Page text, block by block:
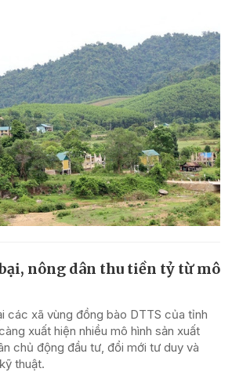
nông dân thu tiền tỷ từ mô
các xã vùng đồng bào DTTS của tỉnh
xuất hiện nhiều mô hình sản xuất
chủ động đầu tư, đổi mới tư duy và
thuật.